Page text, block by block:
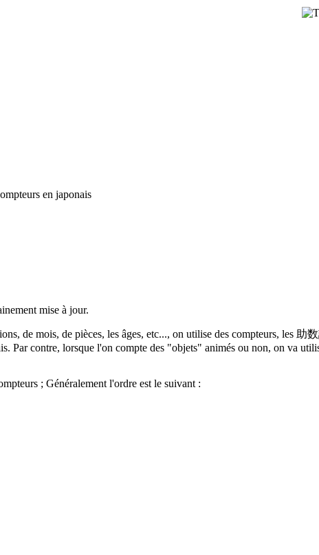
en japonais
mise à jour.
de mois, de pièces, les âges, etc..., on utilise des compteurs, les 助
Par contre, lorsque l'on compte des "objets" animés ou non, on va
; Généralement l'ordre est le suivant :